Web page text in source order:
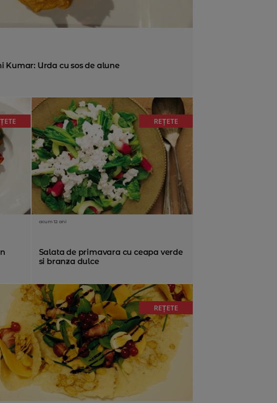
Kumar: Urda cu sos de alune
REȚETE
acum 12 ani
Salata de primavara cu ceapa verde
si branza dulce
REȚETE